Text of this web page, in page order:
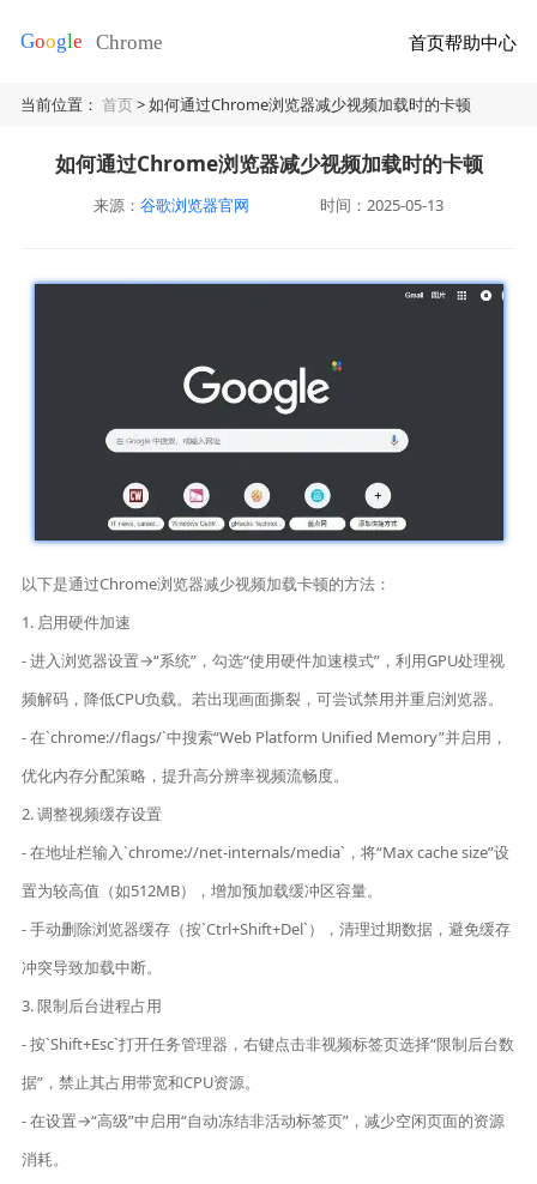
首页帮助中心
当前位置：首页> 如何通过Chrome浏览器减少视频加载时的卡顿
如何通过Chrome浏览器减少视频加载时的卡顿
来源： 谷歌浏览器官网 时间：2025-05-13
以下是通过Chrome浏览器减少视频加载卡顿的方法：
1. 启用硬件加速
- 进入浏览器设置→“系统”，勾选“使用硬件加速模式”，利用GPU处理视
频解码，降低CPU负载。若出现画面撕裂，可尝试禁用并重启浏览器。
- 在`chrome://flags/`中搜索“Web Platform Unified Memory”并启用，
优化内存分配策略，提升高分辨率视频流畅度。
2. 调整视频缓存设置
- 在地址栏输入`chrome://net-internals/media`，将“Max cache size”设
置为较高值（如512MB），增加预加载缓冲区容量。
- 手动删除浏览器缓存（按`Ctrl+Shift+Del`），清理过期数据，避免缓存
冲突导致加载中断。
3. 限制后台进程占用
- 按`Shift+Esc`打开任务管理器，右键点击非视频标签页选择“限制后台数
据”，禁止其占用带宽和CPU资源。
- 在设置→“高级”中启用“自动冻结非活动标签页”，减少空闲页面的资源
消耗。